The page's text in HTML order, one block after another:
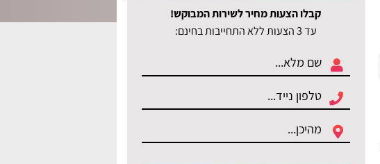
קבלו הצעות מחיר לשירות המבוקש!
עד 3 הצעות ללא התחייבות בחינם: